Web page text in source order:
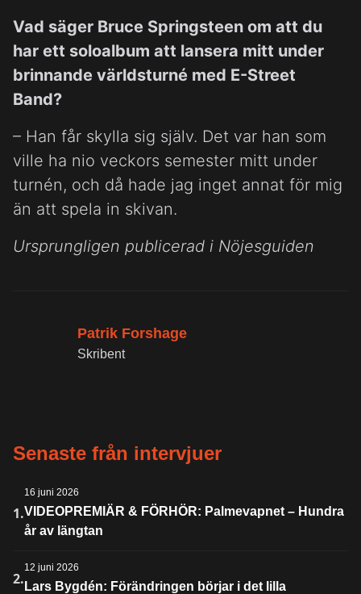
Vad säger Bruce Springsteen om att du
har ett soloalbum att lansera mitt under
brinnande världsturné med E-Street
Band?
– Han får skylla sig själv. Det var han som
ville ha nio veckors semester mitt under
turnén, och då hade jag inget annat för mig
än att spela in skivan.
Ursprungligen publicerad i Nöjesguiden
Patrik Forshage
Skribent
Senaste från intervjuer
1.
16 juni 2026
VIDEOPREMIÄR & FÖRHÖR: Palmevapnet – Hundra
år av längtan
2.
12 juni 2026
Lars Bygdén: Förändringen börjar i det lilla